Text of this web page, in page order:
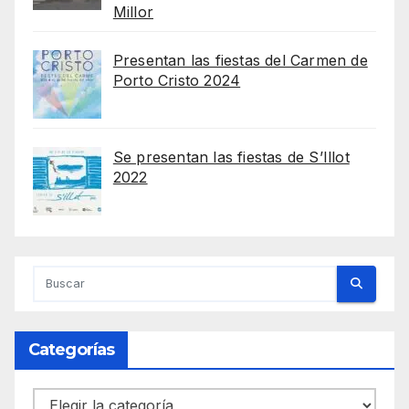
Millor
Presentan las fiestas del Carmen de
Porto Cristo 2024
Se presentan las fiestas de S’Illot
2022
Categorías
Categorías